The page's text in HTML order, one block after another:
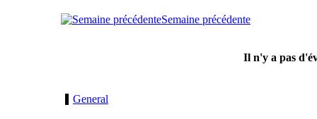
Semaine précédente
Il n'y a pas
General